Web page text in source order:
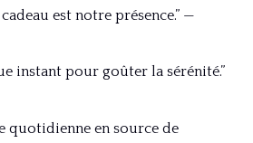
est notre présence.” —
instant pour goûter la sérénité.”
quotidienne en source de